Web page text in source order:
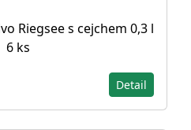
Riegsee s cejchem 0,3 l
6 ks
Detail